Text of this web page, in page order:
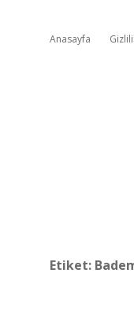
Anasayfa
Etiket: